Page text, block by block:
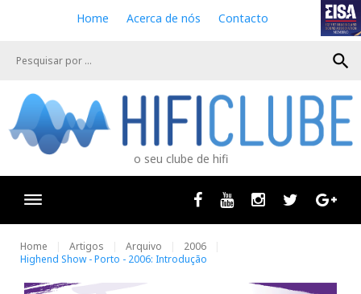
e
Home Acerca de nós Contacto
search
o seu clube de hifi
Facebook
Youtube InstagramTwitter
Home Artigos Arquivo
2006
Highend Show - Porto - 2006: Introdução